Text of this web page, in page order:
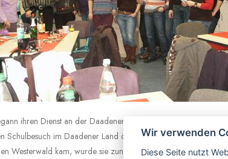
ihren Dienst an der Daadener Schule an dem Tag, als die
Schulbesuch im Daadener Land öffnete, nämlich Anfang
Westerwald kam, wurde sie zunächst ein Jahr an der
Wir verwenden
Diese Seite nutzt